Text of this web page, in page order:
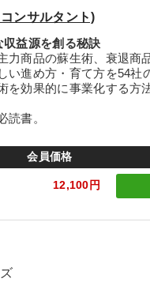
ンサルタント)
益源を創る秘訣
商品の蘇生術、衰退商
進め方・育て方を54社
効果的に事業化する方
読書。
会員価格
12,100円